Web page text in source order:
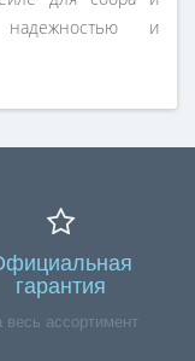
надежностью и
гарантия
весь ассортимент